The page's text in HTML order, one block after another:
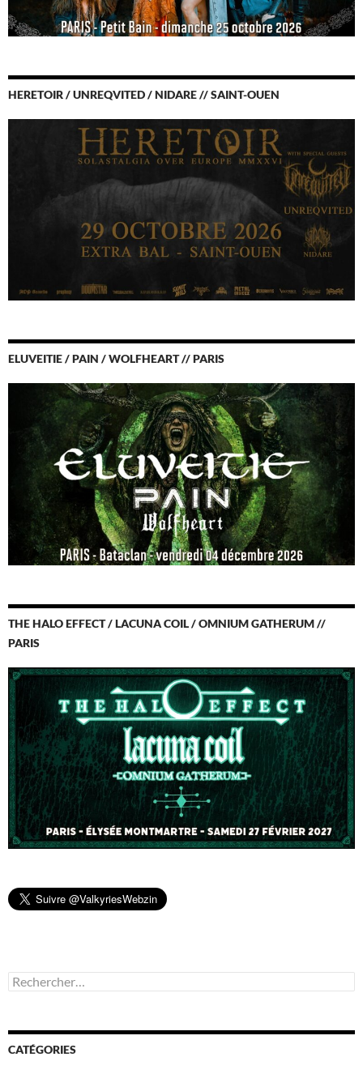
HERETOIR / UNREQVITED / NIDARE // SAINT-OUEN
ELUVEITIE / PAIN / WOLFHEART // PARIS
THE HALO EFFECT / LACUNA COIL / OMNIUM GATHERUM //
PARIS
Rechercher :
CATÉGORIES